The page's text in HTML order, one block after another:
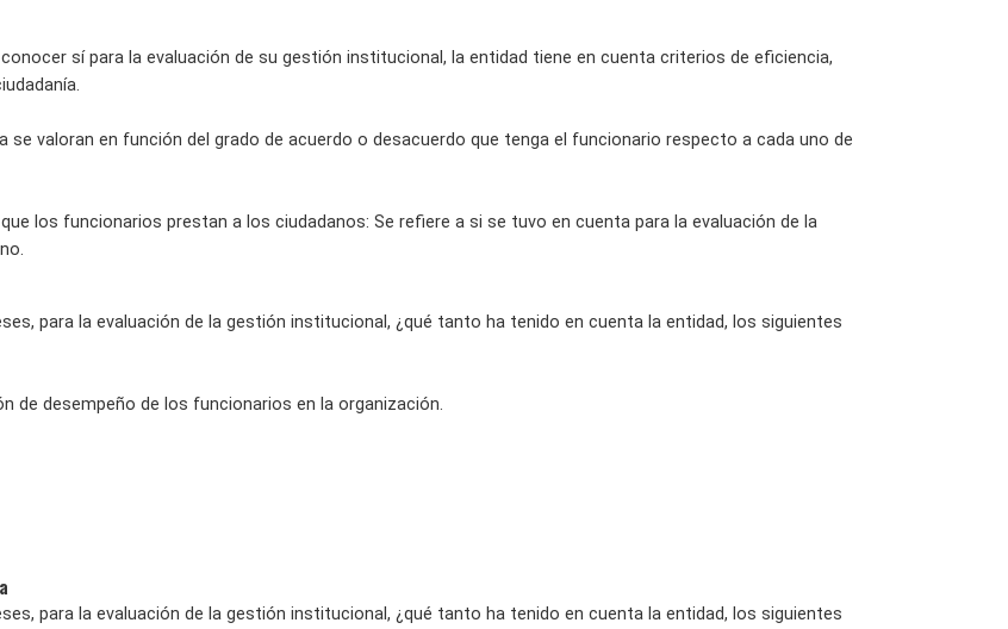
sí para la evaluación de su gestión institucional, la entidad tiene en cuenta criterios de eficiencia,
se valoran en función del grado de acuerdo o desacuerdo que tenga el funcionario respecto a cada uno de
los funcionarios prestan a los ciudadanos: Se refiere a si se tuvo en cuenta para la evaluación de la
para la evaluación de la gestión institucional, ¿qué tanto ha tenido en cuenta la entidad, los siguientes
de desempeño de los funcionarios en la organización.
para la evaluación de la gestión institucional, ¿qué tanto ha tenido en cuenta la entidad, los siguientes